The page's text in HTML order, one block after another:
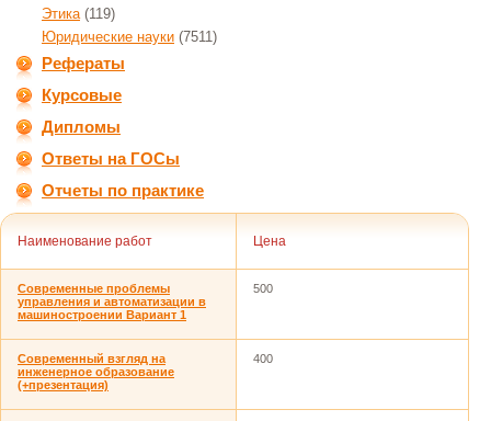
Этика(119)
Юридические науки (7511)
Рефераты
Курсовые
Дипломы
Ответы на ГОСы
Отчеты по практике
Наименование работ Цена
Современные проблемы
управления и автоматизации в
машиностроении Вариант 1
500
Современный взгляд на
инженерное образование
(+презентация)
400